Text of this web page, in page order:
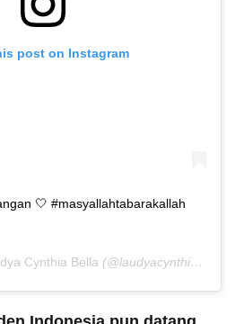
post on Instagram
🤍 #masyallahtabarakallah
Cynthia Bella (@laudyacynthiabella) on